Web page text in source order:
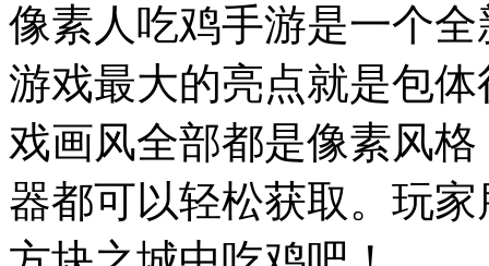
像素人吃鸡手游是一个
游戏最大的亮点就是包
戏画风全部都是像素风
器都可以轻松获取。玩